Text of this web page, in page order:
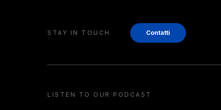
STAY IN TOUCH Contatti
LISTEN TO OUR PODCAST